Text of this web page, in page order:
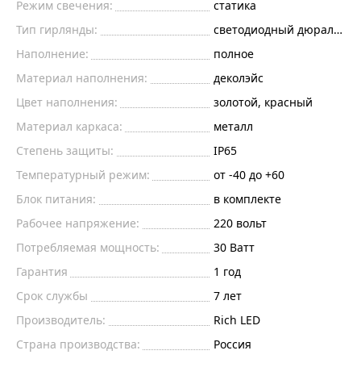
Режим свечения:
статика
Тип гирлянды:
светодиодный дюралайт
Наполнение:
полное
Материал наполнения:
деколэйс
Цвет наполнения:
золотой, красный
Материал каркаса:
металл
Степень защиты:
IP65
Температурный режим:
от -40 до +60
Блок питания:
в комплекте
Рабочее напряжение:
220 вольт
Потребляемая мощность:
30 Ватт
Гарантия
1 год
Срок службы
7 лет
Производитель:
Rich LED
Страна производства:
Россия